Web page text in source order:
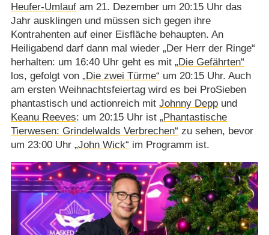
Heufer-Umlaufam 21. Dezember um 20:15 Uhr das
Jahr ausklingen und müssen sich gegen ihre
Kontrahenten auf einer Eisfläche behaupten. An
Heiligabend darf dann mal wieder „Der Herr der Ringe“
herhalten: um 16:40 Uhr geht es mit „Die Gefährten“
los, gefolgt von „Die zwei Türme“ um 20:15 Uhr. Auch
am ersten Weihnachtsfeiertag wird es bei ProSieben
phantastisch und actionreich mit Johnny Deppund
Keanu Reeves: um 20:15 Uhr ist „Phantastische
Tierwesen: Grindelwalds Verbrechen“ zu sehen, bevor
um 23:00 Uhr „John Wick“ im Programm ist.